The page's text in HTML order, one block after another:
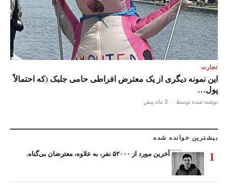
تجارت
این نمونه دیگری از یک معترض افراطی حامی جلبک (که احتمالاً
پول…
نوشته شده توسط · 2 ماه پیش
بیشترین خوانده شده
1 آخرین مورد از ۵۲۰۰۰ نفر، به علاوه، معترضان بی‌گناه.